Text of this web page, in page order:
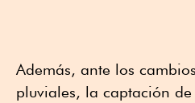
Además, ante los
pluviales, la captación